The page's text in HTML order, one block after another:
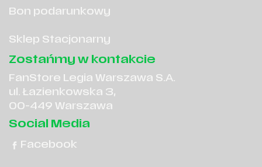
Bon podarunkowy
Sklep Stacjonarny
Zostańmy w kontakcie
FanStore Legia Warszawa S.A.
ul. Łazienkowska 3,
00-449 Warszawa
Social Media
Facebook